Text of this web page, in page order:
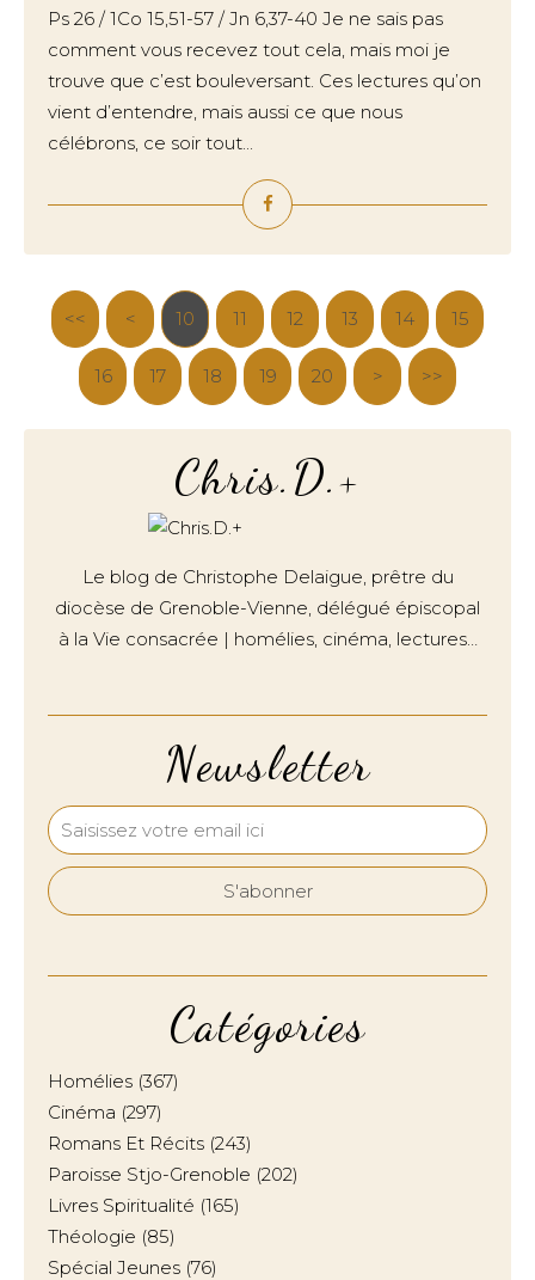
Ps 26 / 1Co 15,51-57 / Jn 6,37-40 Je ne sais pas
comment vous recevez tout cela, mais moi je
trouve que c’est bouleversant. Ces lectures qu’on
vient d’entendre, mais aussi ce que nous
célébrons, ce soir tout...
<< < 10 11 12 13 14 15
16 17 18 19 20 30
40
50
60
70
80
90
100
> >>
Newsletter
Catégories
Homélies (367)
Cinéma (297)
Romans Et Récits (243)
Paroisse Stjo-Grenoble (202)
Livres Spiritualité (165)
Théologie (85)
Spécial Jeunes (76)
Chris.D.+
Le blog de Christophe Delaigue, prêtre du
diocèse de Grenoble-Vienne, délégué épiscopal
à la Vie consacrée | homélies, cinéma, lectures…